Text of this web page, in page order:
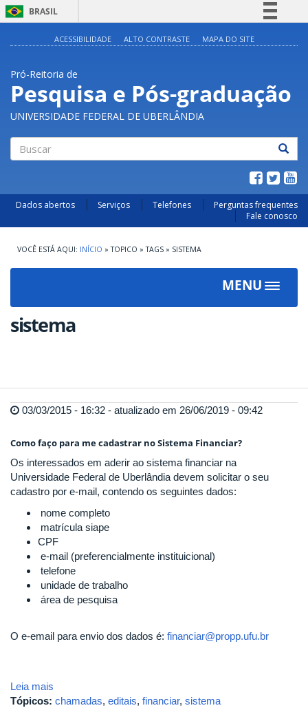
BRASIL
Acesso à informação
Legislação
Canais
ACESSIBILIDADE ALTO CONTRASTE MAPA DO SITE
Pró-Reitoria de
Pesquisa e Pós-graduação
UNIVERSIDADE FEDERAL DE UBERLÂNDIA
Dados abertos Serviços Telefones
Perguntas frequentes
Fale conosco
INÍCIO » TOPICO » TAGS » SISTEMA
MENU
Toggle
sistema
03/03/2015 - 16:32 - atualizado em 26/06/2019 - 09:42
Como faço para me cadastrar no Sistema Financiar?
Os interessados em aderir ao sistema financiar na
Universidade Federal de Uberlândia devem solicitar o seu
cadastro por e-mail, contendo os seguintes dados:
nome completo
matrícula siape
CPF
e-mail (preferencialmente instituicional)
telefone
unidade de trabalho
área de pesquisa
O e-email para envio dos dados é: financiar@propp.ufu.br
Leia mais
Tópicos: chamadas, editais, financiar, sistema